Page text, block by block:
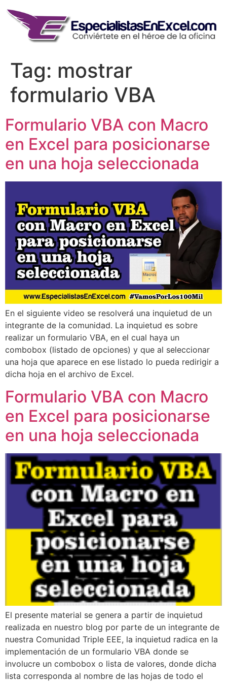
content
Tag: mostrar
formulario VBA
Formulario VBA con Macro
en Excel para posicionarse
en una hoja seleccionada
En el siguiente video se resolverá una inquietud de un
integrante de la comunidad. La inquietud es sobre
realizar un formulario VBA, en el cual haya un
combobox (listado de opciones) y que al seleccionar
una hoja que aparece en ese listado lo pueda redirigir a
dicha hoja en el archivo de Excel.
Formulario VBA con Macro
en Excel para posicionarse
en una hoja seleccionada
El presente material se genera a partir de inquietud
realizada en nuestro blog por parte de un integrante de
nuestra Comunidad Triple EEE, la inquietud radica en la
implementación de un formulario VBA donde se
involucre un combobox o lista de valores, donde dicha
lista corresponda al nombre de las hojas de todo el